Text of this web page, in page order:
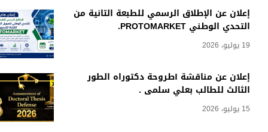
إعلان عن الإطلاق الرسمي للطبعة الثانية من
التحدي الوطني PROTOMARKET.
19 يوليو، 2026
إعلان عن مناقشة أطروحة دكتوراه الطور
الثالث للطالب بعلي سلمى .
15 يوليو، 2026